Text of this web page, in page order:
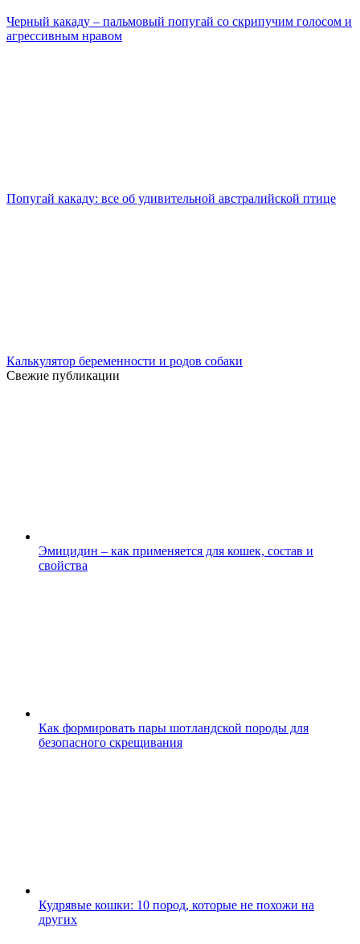
Черный какаду – пальмовый попугай со скрипучим голосом и
агрессивным нравом
Попугай какаду: все об удивительной австралийской птице
Калькулятор беременности и родов собаки
Свежие публикации
Эмицидин – как применяется для кошек, состав и
свойства
Как формировать пары шотландской породы для
безопасного скрещивания
Кудрявые кошки: 10 пород, которые не похожи на
других